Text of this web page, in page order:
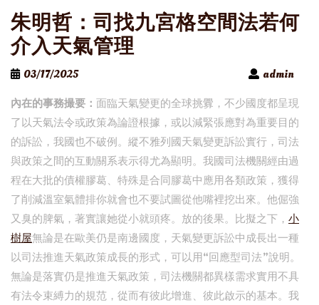
朱明哲：司找九宮格空間法若何
介入天氣管理
03/17/2025
admin
內在的事務撮要： 面臨天氣變更的全球挑釁，不少國度都呈現
了以天氣法令或政策為論證根據，或以減緊張應對為重要目的
的訴訟，我國也不破例。縱不雅列國天氣變更訴訟實行，司法
與政策之間的互動關系表示得尤為顯明。我國司法機關經由過
程在大批的債權膠葛、特殊是合同膠葛中應用各類政策，獲得
了削減溫室氣體排你就會也不要試圖從他嘴裡挖出來。他倔強
又臭的脾氣，著實讓她從小就頭疼。放的後果。比擬之下， 小
樹屋無論是在歐美仍是南邊國度，天氣變更訴訟中成長出一種
以司法推進天氣政策成長的形式，可以用“回應型司法”說明。
無論是落實仍是推進天氣政策，司法機關都異樣需求實用不具
有法令束縛力的規范，從而有彼此增進、彼此啟示的基本。我